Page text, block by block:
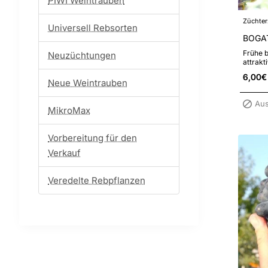
Universell Rebsorten
Neuzüchtungen
Neue Weintrauben
MikroMax
Vorbereitung für den
Verkauf
Veredelte Rebpflanzen
Frühe
6,00€